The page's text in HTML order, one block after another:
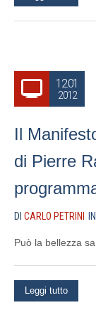
12.01
2012
Il
di Pierre
DI CARLO PETRINI IN
Può la bellezza
Leggi tutto